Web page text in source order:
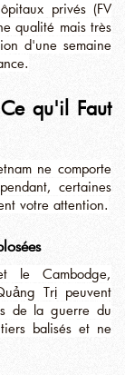
privés (FV
qualité mais très
d'une semaine
qu'il Faut
ne comporte
certaines
votre attention.
le Cambodge,
Trị peuvent
de la guerre du
balisés et ne